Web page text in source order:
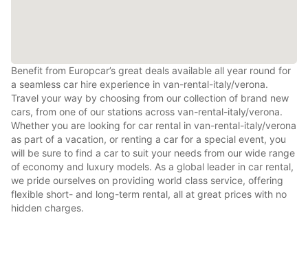
Benefit from Europcar’s great deals available all year round for
a seamless car hire experience in van-rental-italy/verona.
Travel your way by choosing from our collection of brand new
cars, from one of our stations across van-rental-italy/verona.
Whether you are looking for car rental in van-rental-italy/verona
as part of a vacation, or renting a car for a special event, you
will be sure to find a car to suit your needs from our wide range
of economy and luxury models. As a global leader in car rental,
we pride ourselves on providing world class service, offering
flexible short- and long-term rental, all at great prices with no
hidden charges.